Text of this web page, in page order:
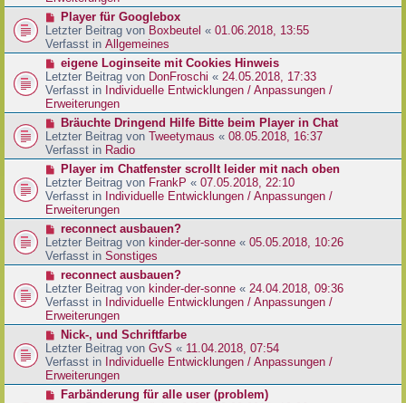
t
a
g
r
B
e
i
r
a
g
N
e
u
e
r
B
e
i
r
a
g
Player für Googlebox
Letzter Beitrag von Boxbeutel « 01.06.2018, 13:55
Verfasst in Allgemeines
N
e
u
e
r
B
e
i
r
a
g
eigene Loginseite mit Cookies Hinweis
Letzter Beitrag von DonFroschi « 24.05.2018, 17:33
Verfasst in Individuelle Entwicklungen / Anpassungen /
Erweiterungen
N
e
u
e
r
B
e
i
r
a
g
Bräuchte Dringend Hilfe Bitte beim Player in Chat
Letzter Beitrag von Tweetymaus « 08.05.2018, 16:37
Verfasst in Radio
N
e
u
e
r
B
e
i
r
a
g
Player im Chatfenster scrollt leider mit nach oben
Letzter Beitrag von FrankP « 07.05.2018, 22:10
Verfasst in Individuelle Entwicklungen / Anpassungen /
Erweiterungen
N
e
u
e
r
B
e
i
r
a
g
reconnect ausbauen?
Letzter Beitrag von kinder-der-sonne « 05.05.2018, 10:26
Verfasst in Sonstiges
N
e
u
e
r
B
e
i
t
reconnect ausbauen?
Letzter Beitrag von kinder-der-sonne « 24.04.2018, 09:36
Verfasst in Individuelle Entwicklungen / Anpassungen /
Erweiterungen
N
e
u
e
r
Nick-, und Schriftfarbe
Letzter Beitrag von GvS « 11.04.2018, 07:54
Verfasst in Individuelle Entwicklungen / Anpassungen /
Erweiterungen
NFarbänderung für alle user (problem)